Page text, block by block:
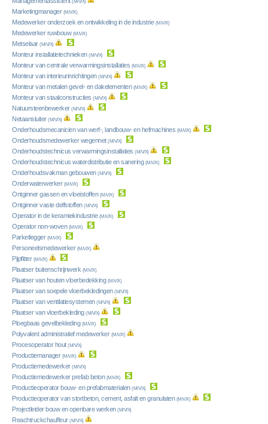
(M/V/X)
Marketingmanager (M/V/X)
Medewerker onderzoek en ontwikkeling in de industrie (M/V/X)
Medewerker ruwbouw (M/V/X)
Metselaar (M/V/X)
Monteur installatietechnieken (M/V/X)
Monteur van centrale verwarmingsinstallaties (M/V/X)
Monteur van interieurinrichtingen (M/V/X)
Monteur van metalen gevel- en dakelementen (M/V/X)
Monteur van staalconstructies (M/V/X)
Natuursteenbewerker (M/V/X)
Netaansluiter (M/V/X)
Onderhoudsmecanicien van werf-, landbouw- en hefmachines (M/V/X)
Onderhoudsmedewerker wegennet (M/V/X)
Onderhoudstechnicus verwarmingsinstallaties (M/V/X)
Onderhoudstechnicus waterdistributie en sanering (M/V/X)
Onderhoudsvakman gebouwen (M/V/X)
Onderwaterwerker (M/V/X)
Ontginner gassen en vloeistoffen (M/V/X)
Ontginner vaste delfstoffen (M/V/X)
Operator in de keramiekindustrie (M/V/X)
Operator non-woven (M/V/X)
Parketlegger (M/V/X)
Personeelsmedewerker (M/V/X)
Pijpfitter (M/V/X)
Plaatser buitenschrijnwerk (M/V/X)
Plaatser van houten vloerbedekking (M/V/X)
Plaatser van soepele vloerbekledingen (M/V/X)
Plaatser van ventilatiesystemen (M/V/X)
Plaatser van vloerbekleding (M/V/X)
Ploegbaas gevelbekleding (M/V/X)
Polyvalent administratief medewerker (M/V/X)
Procesoperator hout (M/V/X)
Productiemanager (M/V/X)
Productiemedewerker (M/V/X)
Productiemedewerker prefab beton (M/V/X)
Productieoperator bouw- en prefabmaterialen (M/V/X)
Productieoperator van stortbeton, cement, asfalt en granulaten (M/V/X)
Projectleider bouw en openbare werken (M/V/X)
Reachtruckchauffeur (M/V/X)